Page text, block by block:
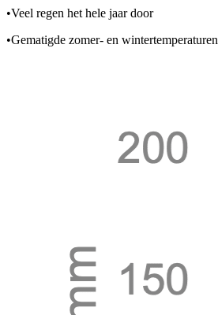
•Veel regen het hele jaar door
•Gematigde zomer- en wintertemperaturen